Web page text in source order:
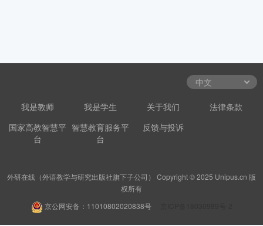
我是教师 我是学生 关于我们
法律条款
国家高教智慧平
台
智慧教育服务平
台
反馈与投诉
外研在线（外语教学与研究出版社旗下子公司） Copyright © 2025 Unipus.cn 版
权所有
京公网安备：11010802020838号